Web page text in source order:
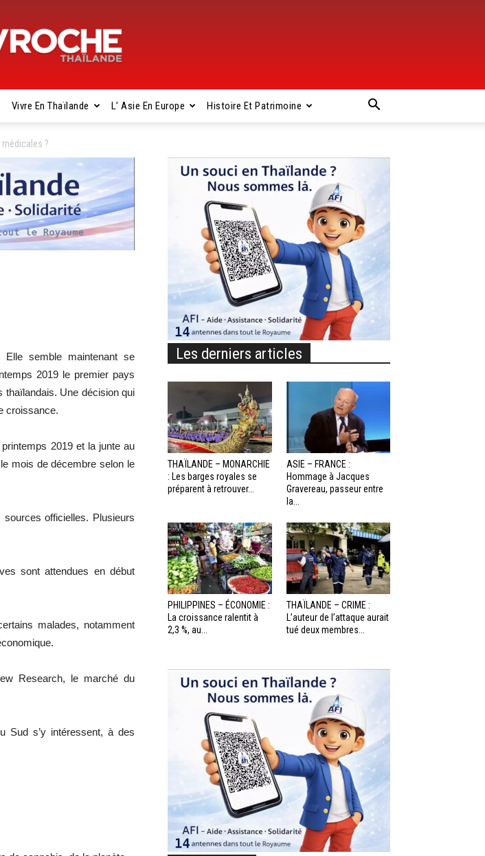
Gavroche
Thaïlande
Vivre En Thaïlande L’ Asie En Europe Histoire Et Patrimoine
médicales ?
Elle semble maintenant se
2019 le premier pays
thaïlandais. Une décision qui
croissance.
2019 et la junte au
mois de décembre selon le
officielles. Plusieurs
sont attendues en début
malades, notamment
Research, le marché du
Sud s’y intéressent, à des
Les derniers articles
THAÏLANDE – MONARCHIE
: Les barges royales se
préparent à retrouver...
ASIE – FRANCE :
Hommage à Jacques
Gravereau, passeur entre
la...
PHILIPPINES – ÉCONOMIE :
La croissance ralentit à
2,3 %, au...
THAÏLANDE – CRIME :
L’auteur de l’attaque aurait
tué deux membres...